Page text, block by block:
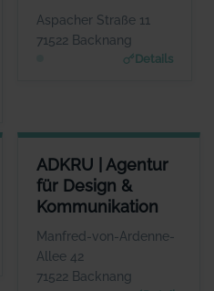
TrostelAspacher Straße 11
71522 Backnang
Details
Frau Sigrid Göttlich
www.accente-mode.co
m
ADKRU | Agentur
für Design &
Kommunikation
Manfred-von-Ardenne-
Allee 42
71522 Backnang
ADKRU | AGENTUR FÜR